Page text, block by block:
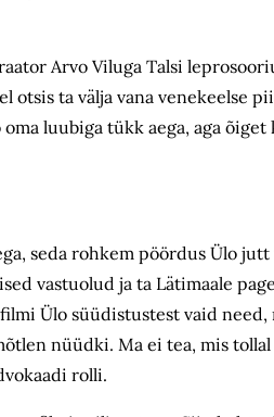
Arvo Viluga Talsi
otsis ta välja vana venekeelse
luubiga tükk aega, aga
seda rohkem pöördus Ülo
vastuolud ja ta Lätimaale
Ülo süüdistustest vaid
nüüdki. Ma ei tea, mis
rolli.